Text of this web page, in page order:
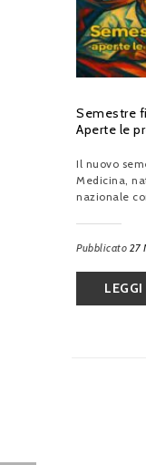
Semestre
Aperte le
Il nuovo
Medicina,
nazionale
Pubblicato 27
LEGGI